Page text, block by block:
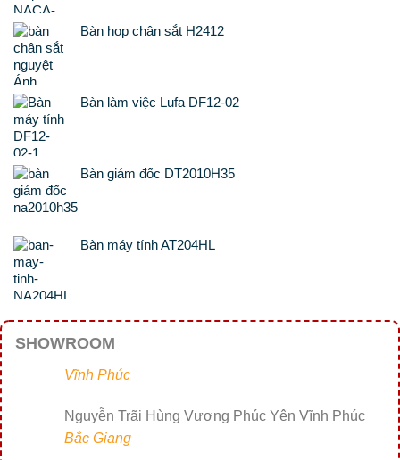
Bàn họp chân sắt H2412
Bàn làm việc Lufa DF12-02
Bàn giám đốc DT2010H35
Bàn máy tính AT204HL
SHOWROOM
Vĩnh Phúc
Nguyễn Trãi Hùng Vương Phúc Yên Vĩnh Phúc
Bắc Giang